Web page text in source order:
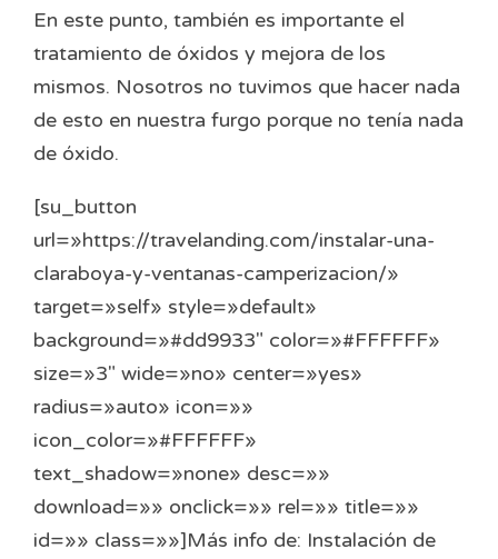
En este punto, también es importante el
tratamiento de óxidos y mejora de los
mismos. Nosotros no tuvimos que hacer nada
de esto en nuestra furgo porque no tenía nada
de óxido.
[su_button
url=»https://travelanding.com/instalar-una-
claraboya-y-ventanas-camperizacion/»
target=»self» style=»default»
background=»#dd9933″ color=»#FFFFFF»
size=»3″ wide=»no» center=»yes»
radius=»auto» icon=»»
icon_color=»#FFFFFF»
text_shadow=»none» desc=»»
download=»» onclick=»» rel=»» title=»»
id=»» class=»»]Más info de: Instalación de